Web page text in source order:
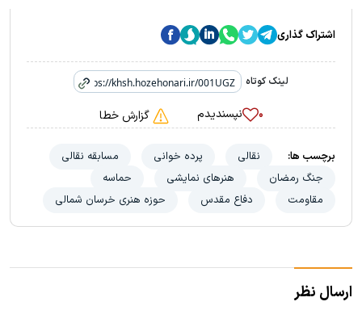
اشتراک گذاری
لینک کوتاه
۰ نپسندیدم گزارش خطا
برچسب ها: نقالی پرده خوانی
مسابقه نقالی
جنگ رمضان
هنرهای نمایشی
حماسه
مقاومت
دفاع مقدس حوزه هنری خرسان شمالی
ارسال نظر